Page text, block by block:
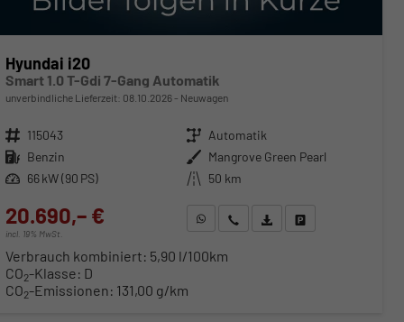
Hyundai i20
Smart 1.0 T-Gdi 7-Gang Automatik
unverbindliche Lieferzeit: 08.10.2026 Neuwagen
Fahrzeugnr. 115043 Getriebe Automatik
Kraftstoff Benzin Außenfarbe Mangrove Green Pearl
Leistung 66 kW (90 PS) Kilometerstand 50 km
20.690,– €
incl. 19% MwSt.
WhatsApp anfragen
Wir rufen Sie anFahrzeugexposé (PDF)
Fahrzeug parken
Verbrauch kombiniert: 5,90 l/100km
CO2-Klasse: D
CO2-Emissionen: 131,00 g/km